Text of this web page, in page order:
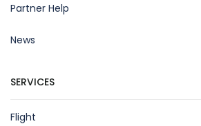
Partner Help
News
SERVICES
Flight